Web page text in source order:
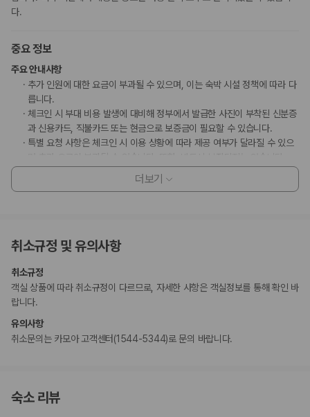
다.
중요 정보
주요 안내사항
추가 인원에 대한 요금이 부과될 수 있으며, 이는 숙박 시설 정책에 따라 다
릅니다.
체크인 시 부대 비용 발생에 대비해 정부에서 발급한 사진이 부착된 신분증
과 신용카드, 직불카드 또는 현금으로 보증금이 필요할 수 있습니다.
특별 요청 사항은 체크인 시 이용 상황에 따라 제공 여부가 달라질 수 있으
이 숙박 시설에서는 신용카드로 결제하실 수 있습니다.
이 숙박 시설은 안전을 위해 소화기, 연기 감지기, 보안 시스템, 구급상자 등
부가 정보
간이/추가 침대 이용 불가
현장 결제 유형 및 수단
Visa
Mastercard
반려동물
더보기
취소규정 및 유의사항
취소규정
객실 상품에 따라 취소규정이 다르므로, 자세한 사항은 객실정보를 통해 확인 바
랍니다.
유의사항
취소문의는 카모아 고객센터(1544-5344)로 문의 바랍니다.
숙소 리뷰